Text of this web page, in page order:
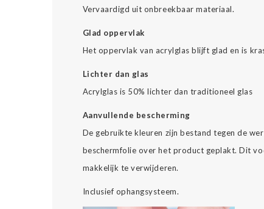
Vervaardigd uit onbreekbaar materiaal.
Glad oppervlak
Het oppervlak van acrylglas blijft glad en is
Lichter dan glas
Acrylglas is 50% lichter dan traditioneel glas
Aanvullende bescherming
De gebruikte kleuren zijn bestand tegen de
beschermfolie over het product geplakt. Dit
makkelijk te verwijderen.
Inclusief ophangsysteem.